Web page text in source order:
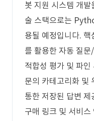
봇 지원 시스템 개발
술 스택으로는
용될 예정입니다. 핵
를 활용한 자동 질
적합성 평가 및 파인
문의 카테고리화 및
통한 저장된 답변
구매 링크 및 서비스